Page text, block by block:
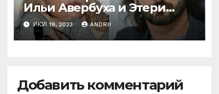
Ильи Авербуха и Этери
Тутберидзе. Кто же
«перетянет одеяло» на
себя
ИЮЛ 19, 2023 ANDRII
Добавить комментарий